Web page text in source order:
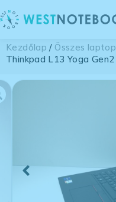
Kezdőlap / Összes laptop
Thinkpad L13 Yoga Gen2